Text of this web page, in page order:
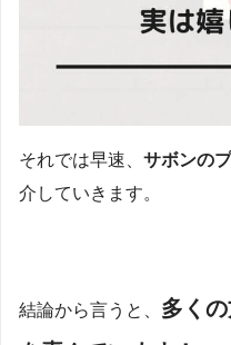
それでは早速、 サボンの
介していきます。
結論から言うと、 多く